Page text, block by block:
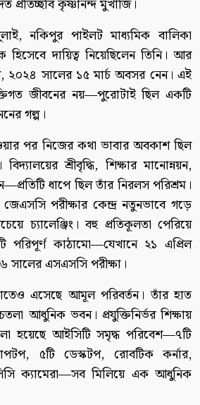
কৃষ্ণানন্দ মুখার্জি।
নকিপুর পাইলট মাধ্যমিক বালিকা
হিসেবে দায়িত্ব নিয়েছিলেন তিনি। আর
২০২৪ সালের ১৫ মার্চ অবসর নেন। এই
জীবনের নয়—পুরোটাই ছিল একটি
গল্প।
পর নিজের কথা ভাবার অবকাশ ছিল
শ্রীবৃদ্ধি, শিক্ষার মানোন্নয়ন,
ধাপে ছিল তাঁর নিরলস পরিশ্রম।
পরীক্ষার কেন্দ্র নতুনভাবে গড়ে
চ্যালেঞ্জিং। বহু প্রতিকূলতা পেরিয়ে
কাঠামো—যেখানে ২১ এপ্রিল
এসএসসি পরীক্ষা।
এসেছে আমূল পরিবর্তন। তাঁর হাত
আধুনিক ভবন। প্রযুক্তিনির্ভর শিক্ষায়
হয়েছে আইসিটি সমৃদ্ধ পরিবেশ—৭টি
৫টি ডেস্কটপ, রোবটিক কর্নার,
ক্যামেরা—সব মিলিয়ে এক আধুনিক